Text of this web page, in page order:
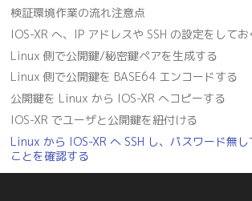
検証環境作業の流れ注意点
IOS-XR へ、IP アドレスや SSH の設定をしてお
Linux 側で公開鍵/秘密鍵ペアを生成する
Linux 側で公開鍵を BASE64 エンコードする
公開鍵を Linux から IOS-XR へコピーする
IOS-XR でユーザと公開鍵を紐付ける
Linux から IOS-XR へ SSH し、パスワード無
ことを確認する